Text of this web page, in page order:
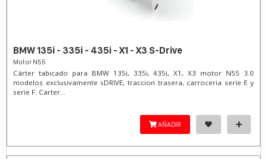
BMW 135i - 335i - 435i - X1 - X3 S-Drive
Motor N55
Cárter tabicado para BMW 135i, 335i, 435i, X1, X3 motor N55 3.0
modelos exclusivamente sDRIVE, traccion trasera, carroceria serie E y
serie F. Carter...
AÑADIR